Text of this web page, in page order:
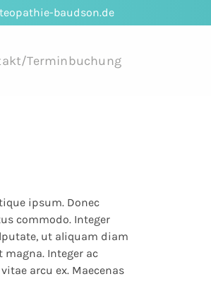
baudson.de
Terminbuchung
ipsum. Donec
commodo. Integer
ut aliquam diam
Integer ac
arcu ex. Maecenas